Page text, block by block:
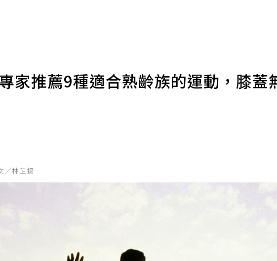
家推薦9種適合熟齡族的運動，膝蓋
／林芷揚